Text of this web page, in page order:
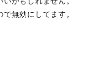
無効にしてます。